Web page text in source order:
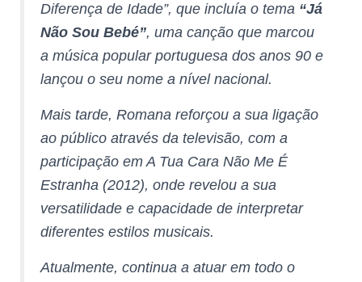
Diferença de Idade”, que incluía o tema “Já
Não Sou Bebé”, uma canção que marcou
a música popular portuguesa dos anos 90 e
lançou o seu nome a nível nacional.
Mais tarde, Romana reforçou a sua ligação
ao público através da televisão, com a
participação emA Tua Cara Não Me É
Estranha (2012), onde revelou a sua
versatilidade e capacidade de interpretar
diferentes estilos musicais.
Atualmente, continua a atuar em todo o